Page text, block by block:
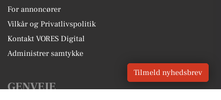
For annoncører
Vilkår og Privatlivspolitik
Kontakt VORES Digital
Administrer samtykke
GENVEJE
Tilmeld nyhedsbrev